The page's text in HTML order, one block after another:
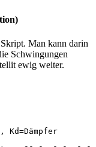
Man kann darin
Schwingungen
ewig weiter.